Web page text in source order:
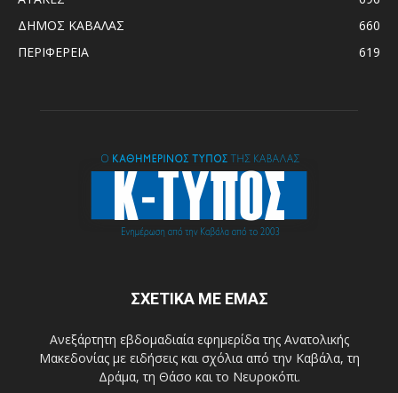
ΔΗΜΟΣ ΚΑΒΑΛΑΣ
660
ΠΕΡΙΦΕΡΕΙΑ
619
ΣΧΕΤΙΚΑ ΜΕ ΕΜΑΣ
Ανεξάρτητη εβδομαδιαία εφημερίδα της Ανατολικής
Μακεδονίας με ειδήσεις και σχόλια από την Καβάλα, τη
Δράμα, τη Θάσο και το Νευροκόπι.